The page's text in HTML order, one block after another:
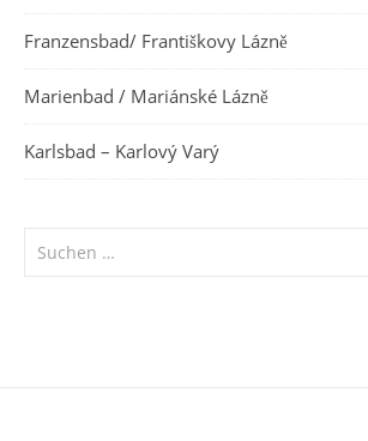
Franzensbad/ Františkovy Lázně
Marienbad / Mariánské Lázně
Karlsbad – Karlový Varý